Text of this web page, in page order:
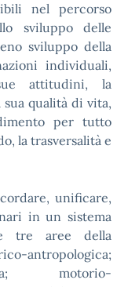
nel percorso
sviluppo delle
sviluppo della
individuali,
attitudini, la
sua qualità di vita,
per tutto
la trasversalità e
unificare,
in un sistema
tre aree della
antropologica;
motorio-